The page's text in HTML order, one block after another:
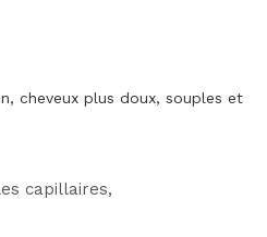
cheveux plus doux, souples et
capillaires